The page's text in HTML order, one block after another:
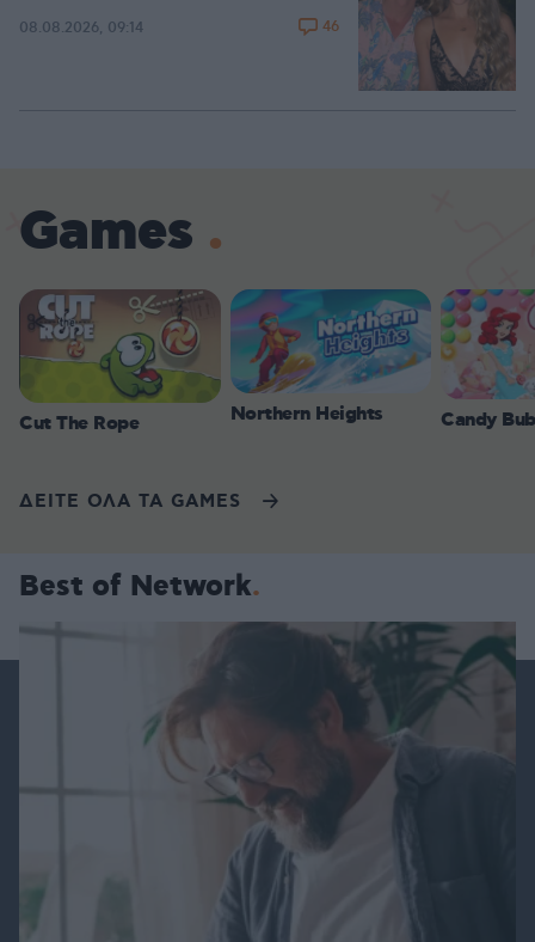
08.08.2026, 09:14 46
Games
Cut The Rope Northern Heights Candy
ΔΕΙΤΕ ΟΛΑ ΤΑ GAMES
Best of Network